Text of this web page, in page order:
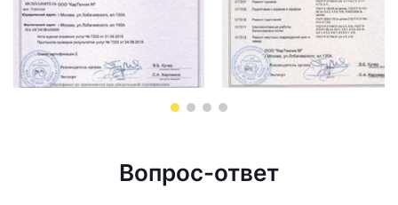
Вопрос-ответ